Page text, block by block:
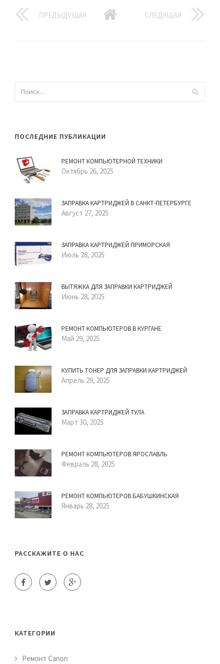
ПРЕДЫДУЩАЯ СЛЕДУЩАЯ
ПОСЛЕДНИЕ ПУБЛИКАЦИИ
РЕМОНТ КОМПЬЮТЕРНОЙ ТЕХНИКИ
Октябрь 26, 2025
ЗАПРАВКА КАРТРИДЖЕЙ В САНКТ-ПЕТЕРБУРГЕ
Август 27, 2025
ЗАПРАВКА КАРТРИДЖЕЙ ПРИМОРСКАЯ
Июль 28, 2025
ВЫТЯЖКА ДЛЯ ЗАПРАВКИ КАРТРИДЖЕЙ
Июнь 28, 2025
РЕМОНТ КОМПЬЮТЕРОВ В КУРГАНЕ
Май 29, 2025
КУПИТЬ ТОНЕР ДЛЯ ЗАПРАВКИ КАРТРИДЖЕЙ
Апрель 29, 2025
ЗАПРАВКА КАРТРИДЖЕЙ ТУЛА
Март 30, 2025
РЕМОНТ КОМПЬЮТЕРОВ ЯРОСЛАВЛЬ
Февраль 28, 2025
РЕМОНТ КОМПЬЮТЕРОВ БАБУШКИНСКАЯ
Январь 28, 2025
РАССКАЖИТЕ О НАС
КАТЕГОРИИ
Ремонт Canon